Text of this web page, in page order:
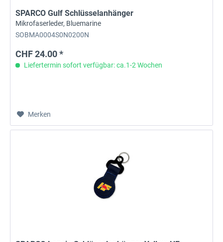
SPARCO Gulf Schlüsselanhänger
Mikrofaserleder, Bluemarine
SOBMA0004S0N0200N
CHF 24.00 *
Liefertermin sofort verfügbar: ca.1-2 Wochen
Merken